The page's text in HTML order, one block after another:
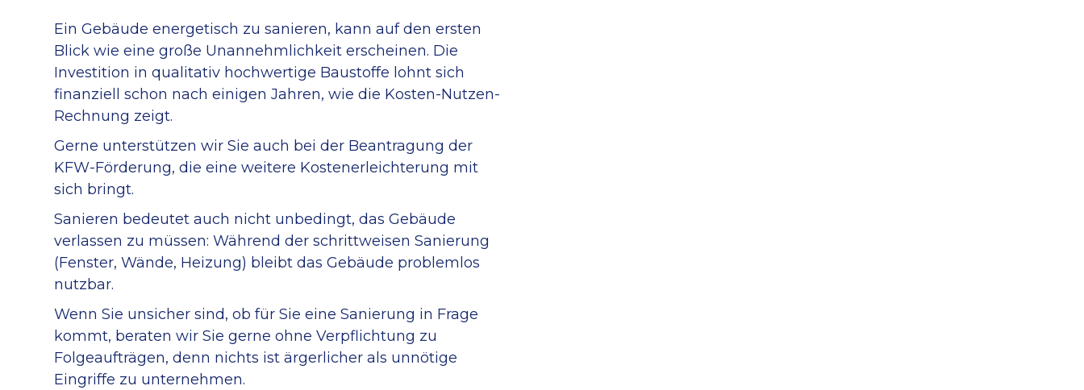
Ein Gebäude energetisch zu sanieren, kann auf den ersten
Blick wie eine große Unannehmlichkeit erscheinen. Die
Investition in qualitativ hochwertige Baustoffe lohnt sich
finanziell schon nach einigen Jahren, wie die Kosten-Nutzen-
Rechnung zeigt.
Gerne unterstützen wir Sie auch bei der Beantragung der
KFW-Förderung, die eine weitere Kostenerleichterung mit
sich bringt.
Sanieren bedeutet auch nicht unbedingt, das Gebäude
verlassen zu müssen: Während der schrittweisen Sanierung
(Fenster, Wände, Heizung) bleibt das Gebäude problemlos
nutzbar.
Wenn Sie unsicher sind, ob für Sie eine Sanierung in Frage
kommt, beraten wir Sie gerne ohne Verpflichtung zu
Folgeaufträgen, denn nichts ist ärgerlicher als unnötige
Eingriffe zu unternehmen.